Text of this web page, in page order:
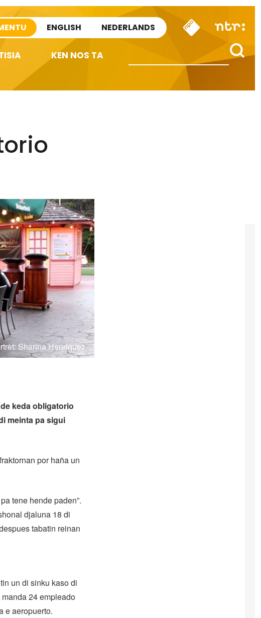
ENGLISH NEDERLANDS
KEN NOS TA
Sharina Henriquez
keda obligatorio
meinta pa sigui
por haña un
tene hende paden”.
djaluna 18 di
tabatin reinan
un di sinku kaso di
24 empleado
e aeropuerto.